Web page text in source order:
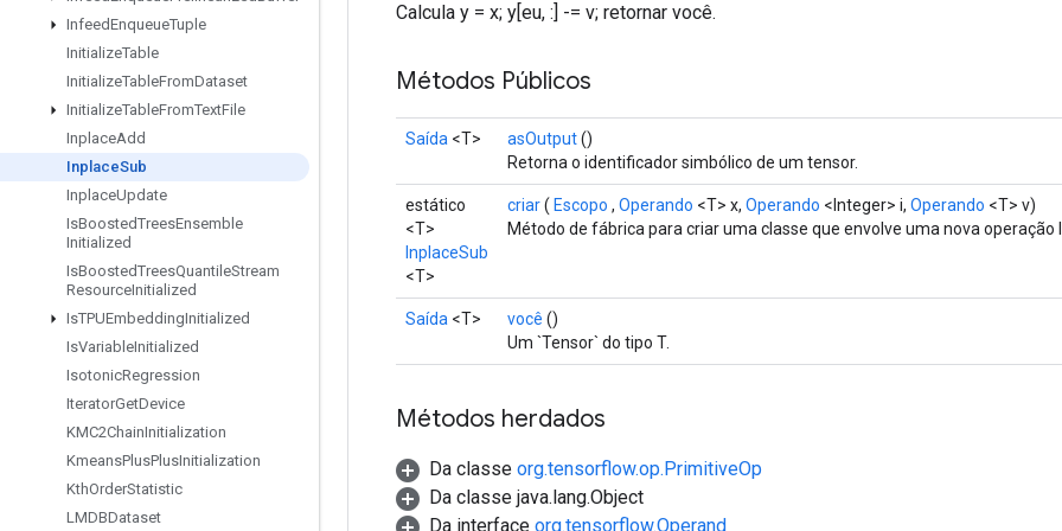
InfeedEnqueueTuple
InitializeTable
InitializeTableFromDataset
InitializeTableFromTextFile
InplaceAdd
InplaceSub
InplaceUpdate
IsBoostedTreesEnsemble
Initialized
IsBoostedTreesQuantileStream
ResourceInitialized
IsTPUEmbeddingInitialized
IsVariableInitialized
IsotonicRegression
IteratorGetDevice
KMC2ChainInitialization
KmeansPlusPlusInitialization
KthOrderStatistic
LMDBDataset
Calcula y = x; y[eu, :] -= v; retornar você.
Métodos Públicos
Saída <T> asOutput()
Retorna o identificador simbólico de um tensor.
estático
<T>
InplaceSub
<T>
criar( Escopo , Operando <T> x, Operando <Integer> i, Operando <T> v)
Método de fábrica para criar uma classe que envolve uma nova operação
Saída <T> você ()
Um `Tensor` do tipo T.
Métodos herdados
Da classe org.tensorflow.op.PrimitiveOp
Da classe java.lang.Object
Da interface org.tensorflow.Operand